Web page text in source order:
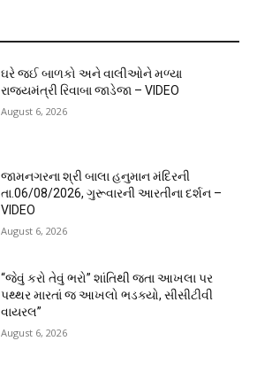
ઘરે જઈ બાળકો અને વાલીઓને મળ્યા
રાજ્યમંત્રી રિવાબા જાડેજા – VIDEO
August 6, 2026
જામનગરના શ્રી બાલા હનુમાન મંદિરની
તા.06/08/2026, ગુરૂવારની આરતીના દર્શન –
VIDEO
August 6, 2026
“જેવું કરો તેવું ભરો” શાંતિથી જતા આખલા પર
પથ્થર મારતાં જ આખલો ભડક્યો, સીસીટીવી
વાયરલ”
August 6, 2026